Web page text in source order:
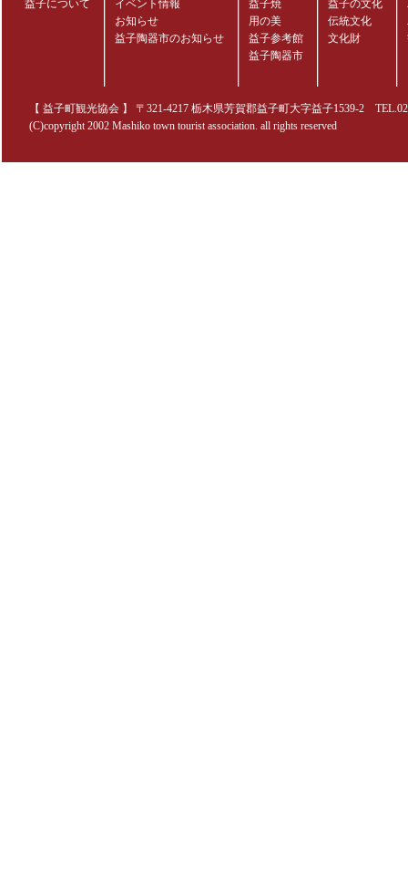
益子について
イベント情報
お知らせ
益子陶器市のお知らせ
益子焼
用の美
益子参考館
益子陶器市
益子の文化
伝統文化
文化財
【 益子町観光協会 】 〒321-4217 栃木県芳賀郡益子町大字益子1539-2
(C)copyright 2002 Mashiko town tourist association. all rights reserved